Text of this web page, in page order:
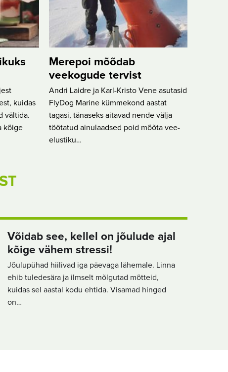
kuidas
vältida.
kõige
Merepoi mõõdab
veekogude tervist
Andri Laidre ja Karl-Kristo Vene asutasid
FlyDog Marine kümmekond aastat
tagasi, tänaseks aitavad nende välja
töötatud ainulaadsed poid mõõta vee-
elustiku…
Võidab see, kellel on jõulude ajal
kõige vähem stressi!
Jõulupühad hiilivad iga päevaga lähemale. Linna
ehib tuledesära ja ilmselt mõlgutad mõtteid,
kuidas sel aastal kodu ehtida. Visamad hinged
on…